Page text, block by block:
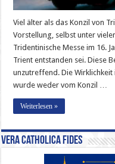
Viel älter als das Konzil von
Vorstellung, selbst unter
Tridentinische Messe im 16.
Trient entstanden sei. Diese
unzutreffend. Die
wurde weder vom Konzil …
Weiterlesen »
Vera Catholica Fides